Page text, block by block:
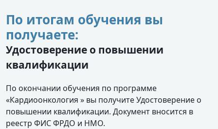
По итогам обучения вы
получаете:
Удостоверение о повышении
квалификации
По окончании обучения по программе
«Кардиоонкология » вы получите Удостоверение о
повышении квалификации. Документ вносится в
реестр ФИС ФРДО и НМО.